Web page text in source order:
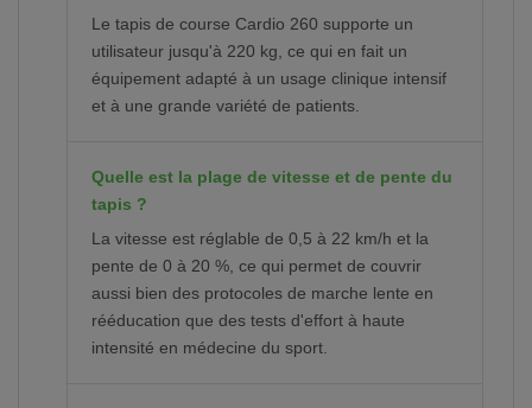
Le tapis de course Cardio 260 supporte un
utilisateur jusqu'à 220 kg, ce qui en fait un
équipement adapté à un usage clinique intensif
et à une grande variété de patients.
Quelle est la plage de vitesse et de pente du
tapis ?
La vitesse est réglable de 0,5 à 22 km/h et la
pente de 0 à 20 %, ce qui permet de couvrir
aussi bien des protocoles de marche lente en
rééducation que des tests d'effort à haute
intensité en médecine du sport.